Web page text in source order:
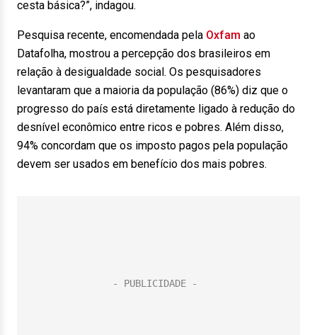
cesta básica?”, indagou.
Pesquisa recente, encomendada pela Oxfam ao
Datafolha, mostrou a percepção dos brasileiros em
relação à desigualdade social. Os pesquisadores
levantaram que a maioria da população (86%) diz que o
progresso do país está diretamente ligado à redução do
desnível econômico entre ricos e pobres. Além disso,
94% concordam que os imposto pagos pela população
devem ser usados em benefício dos mais pobres.